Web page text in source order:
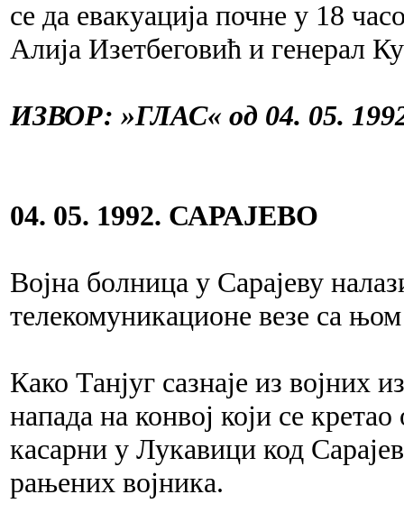
се да евакуација почне у 18
Алија Изетбеговић и генерал
ИЗВОР: »ГЛАС« од 04. 05.
04. 05. 1992. САРАЈЕВО
Војна болница у Сарајеву
телекомуникационе везе са
Како Танјуг сазнаје из војних
напада на конвој који се
касарни у Лукавици код
рањених војника.